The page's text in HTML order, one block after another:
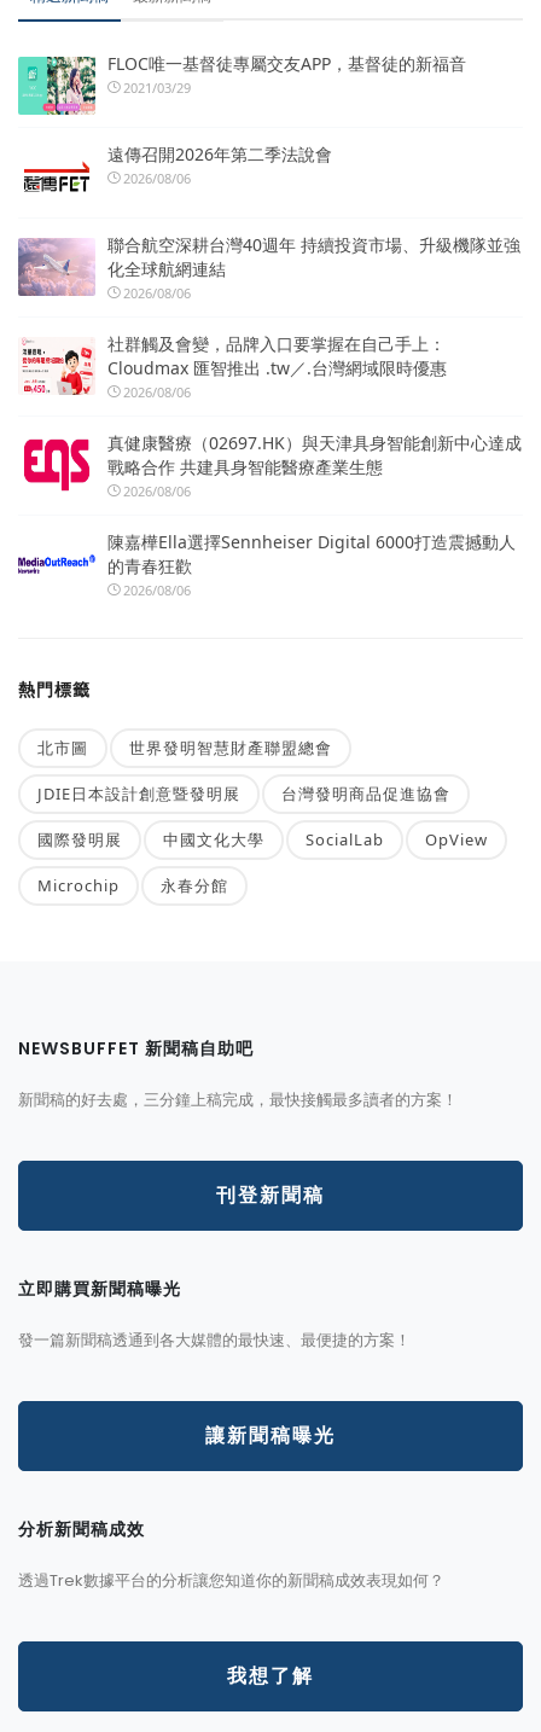
FLOC唯一基督徒專屬交友APP，基督徒的新福音
2021/03/29
遠傳召開2026年第二季法說會
2026/08/06
聯合航空深耕台灣40週年 持續投資市場、升級機隊並強
化全球航網連結
2026/08/06
社群觸及會變，品牌入口要掌握在自己手上：
Cloudmax 匯智推出 .tw／.台灣網域限時優惠
2026/08/06
真健康醫療（02697.HK）與天津具身智能創新中心達成
戰略合作 共建具身智能醫療產業生態
2026/08/06
陳嘉樺Ella選擇Sennheiser Digital 6000打造震撼動人
的青春狂歡
2026/08/06
熱門標籤
北市圖 世界發明智慧財產聯盟總會
JDIE日本設計創意暨發明展 台灣發明商品促進協會
國際發明展 中國文化大學 SocialLab OpView
Microchip 永春分館
NEWSBUFFET 新聞稿自助吧
新聞稿的好去處，三分鐘上稿完成，最快接觸最多讀者的方案！
刊登新聞稿
立即購買新聞稿曝光
發一篇新聞稿透通到各大媒體的最快速、最便捷的方案！
讓新聞稿曝光
分析新聞稿成效
透過Trek數據平台的分析讓您知道你的新聞稿成效表現如何？
我想了解